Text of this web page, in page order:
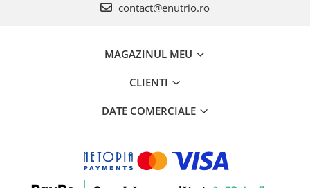
contact@enutrio.ro
MAGAZINUL MEU
CLIENTI
DATE COMERCIALE